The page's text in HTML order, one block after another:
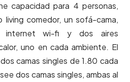
capacidad para 4 personas,
living comedor, un sofá-cama,
internet wi-fi y dos aires
uno en cada ambiente. El
camas singles de 1.80 cada
dos camas singles, ambas al